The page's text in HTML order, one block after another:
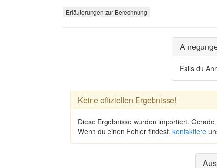
Erläuterungen zur Berechnung
Falls du
Keine offiziellen Ergebnisse!
Diese Ergebnisse wurden importiert.
Wenn du einen Fehler findest, kontaktiere